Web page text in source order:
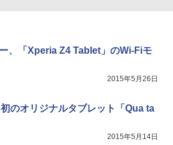
、「Xperia Z4 Tablet」のWi-Fiモ
2015年5月26日
のオリジナルタブレット「Qua ta
2015年5月14日